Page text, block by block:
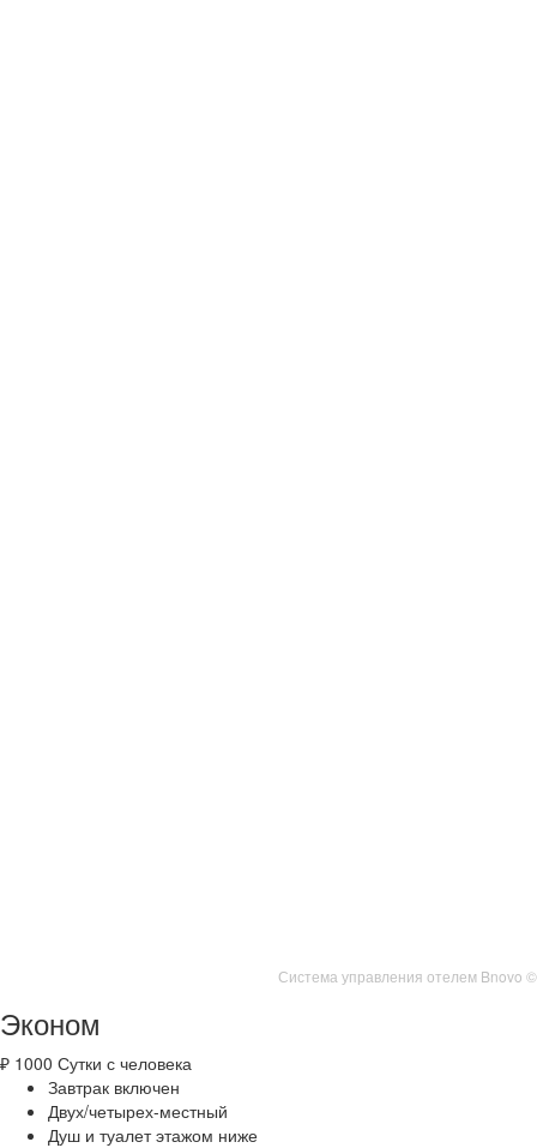
Система управления отелем Bnovo ©
Эконом
₽ 1000 Сутки с человека
Завтрак включен
Двух/четырех-местный
Душ и туалет этажом ниже